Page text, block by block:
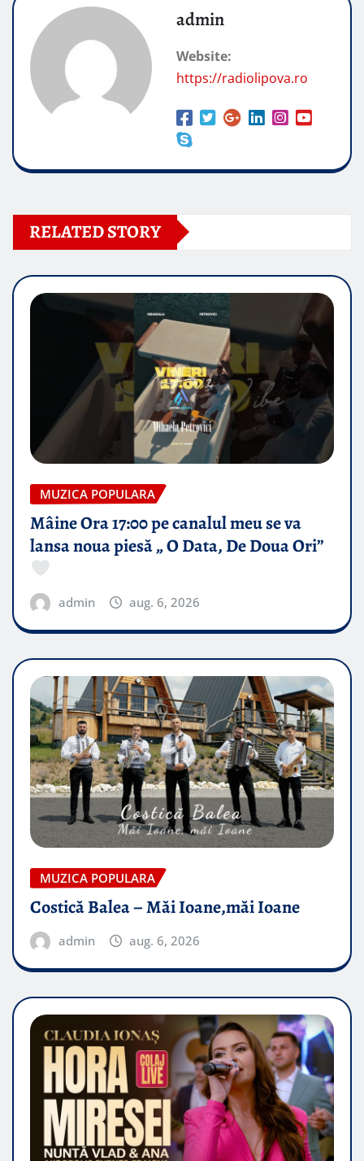
admin
Website:
https://radiolipova.ro
RELATED STORY
MUZICA POPULARA
Mâine Ora 17:00 pe canalul meu se va
lansa noua piesă „ O Data, De Doua Ori”
admin aug. 6, 2026
MUZICA POPULARA
Costică Balea – Măi Ioane,măi Ioane
admin aug. 6, 2026